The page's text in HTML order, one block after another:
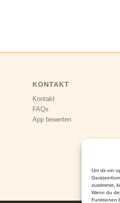
Um dir ein
zustimmst,
Wenn du
Funktionen
KONTAKT
Kontakt
FAQs
App bewerten